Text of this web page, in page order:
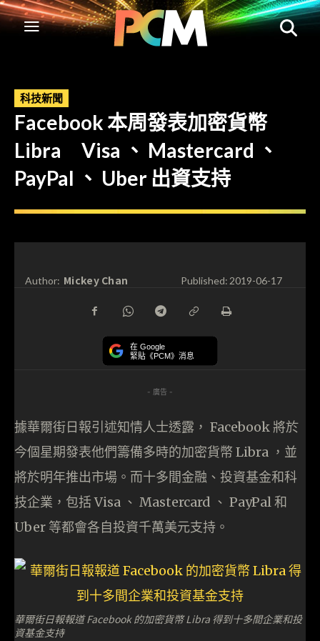
科技新聞
Facebook 本周發表加密貨幣
Libra Visa 、 Mastercard 、
PayPal 、 Uber 出資支持
Author: Mickey Chan Published:2019-06-17
在 Google
緊貼《PCM》消息
- 廣告 -
據華爾街日報引述知情人士透露， Facebook 將於
今個星期發表他們籌備多時的加密貨幣 Libra ，並
將於明年推出市場。而十多間金融、投資基金和科
技企業，包括 Visa 、 Mastercard 、 PayPal 和
Uber 等都會各自投資千萬美元支持。
華爾街日報報道 Facebook 的加密貨幣 Libra 得到十多間企業和投
資基金支持